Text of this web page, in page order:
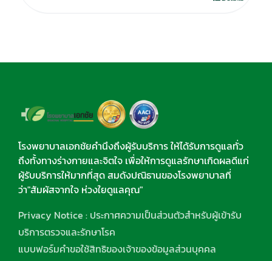
โรงพยาบาลเอกชัยคำนึงถึงผู้รับบริการ ให้ได้รับการดูแลทั่ว
ถึงทั้งทางร่างกายและจิตใจ เพื่อให้การดูแลรักษาเกิดผลดีแก่
ผู้รับบริการให้มากที่สุด สมดังปณิธานของโรงพยาบาลที่
ว่า"สัมผัสจากใจ ห่วงใยดูแลคุณ"
Privacy Notice : ประกาศความเป็นส่วนตัวสำหรับผู้เข้ารับ
บริการตรวจและรักษาโรค
แบบฟอร์มคำขอใช้สิทธิของเจ้าของข้อมูลส่วนบุคคล